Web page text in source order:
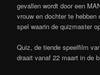
gevallen wordt door een
vrouw en dochter te
spel waarin de quizmaster
Quiz, de tiende speelfilm
draait vanaf 22 maart in de